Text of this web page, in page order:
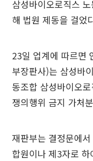
삼성바이오로직스
해 법원 제동을 걸었
23일 업계에 따르면
부장판사)는 삼성바
동조합 삼성바이오
쟁의행위 금지 가처
재판부는 결정문에
합원이나 제3자로